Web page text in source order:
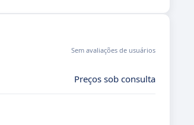
Sem avaliações de usuários
Preços sob consulta